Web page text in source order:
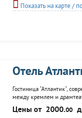
Показать на карте /
Отель
Гостиница "Атлантик",
между кремлем и
подушки и балдахины.
услугам ее
Цены от 2000.00